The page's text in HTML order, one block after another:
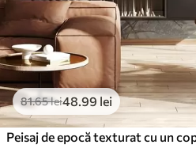
81.65lei48 .99 lei